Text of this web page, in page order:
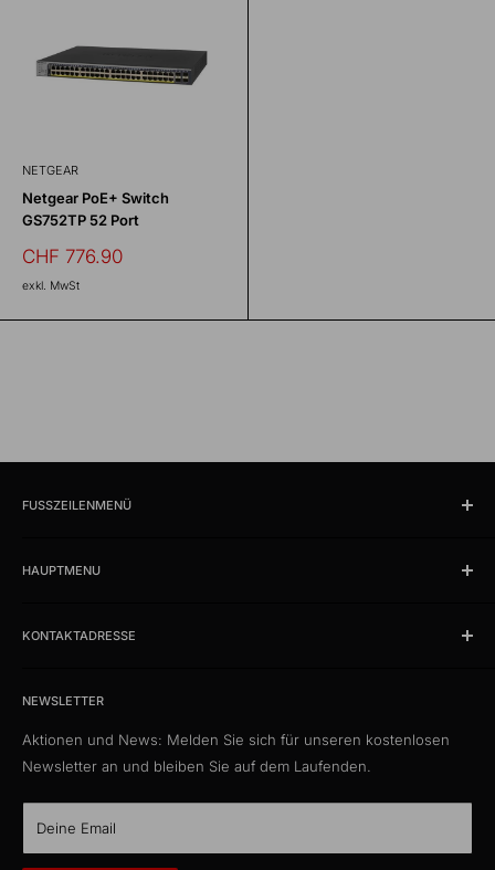
NETGEAR
Netgear PoE+ Switch
GS752TP 52 Port
Sonderpreis
CHF 776.90
exkl. MwSt
FUSSZEILENMENÜ
Öffnungszeiten und Lokalität
AGB
Versandkosten
HAUPTMENU
News
Musterkataloge
Eigenmarke
CustomCables
KabelLexikon
Über uns
KONTAKTADRESSE
Das Kabelportal. Persönlich. Kompetent. Seit 1997.
CH-5012 Schönenwerd
NEWSLETTER
Aktionen und News: Melden Sie sich für unseren kostenlosen
Newsletter an und bleiben Sie auf dem Laufenden.
Deine Email